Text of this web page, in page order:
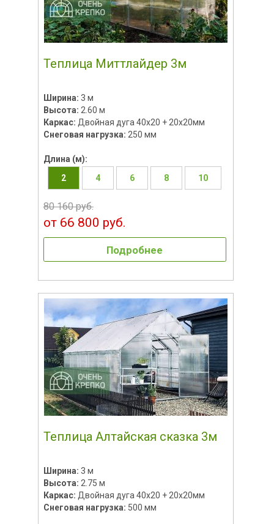
Теплица Миттлайдер 3м
Ширина: 3 м
Высота: 2.60 м
Каркас: Двойная дуга 40х20 + 20х20мм
Снеговая нагрузка: 250 мм
Длина (м):
2
4 6 8 10
80 160 руб.
от 66 800 руб.
Подробнее
Теплица Алтайская сказка 3м
Ширина: 3 м
Высота: 2.75 м
Каркас: Двойная дуга 40х20 + 20х20мм
Снеговая нагрузка: 500 мм